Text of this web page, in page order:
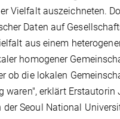
Vielfalt auszeichneten.
Daten auf
aus einem
homogener
ob die lokalen
waren", erklärt Erstautorin
der Seoul National